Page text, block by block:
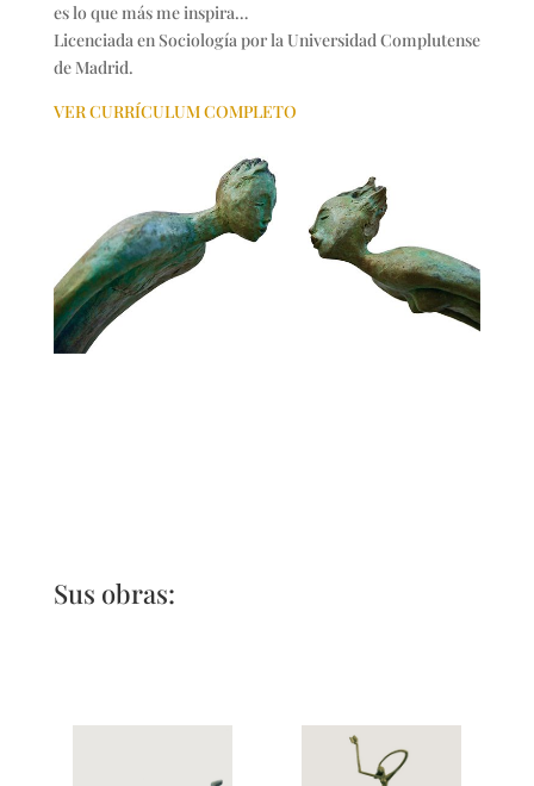
es lo que más me inspira…
Licenciada en Sociología por la Universidad Complutense
de Madrid.
VER CURRÍCULUM COMPLETO
Sus obras: